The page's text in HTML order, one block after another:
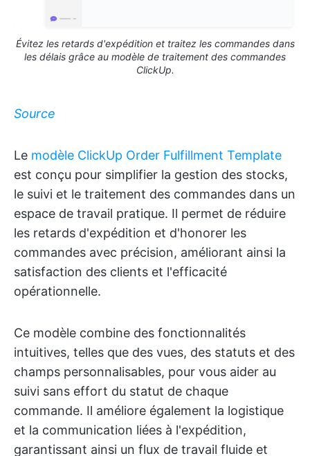
Évitez les retards d'expédition et traitez les commandes dans
les délais grâce au modèle de traitement des commandes
ClickUp.
Source
Le modèle ClickUp Order Fulfillment Template
est conçu pour simplifier la gestion des stocks,
le suivi et le traitement des commandes dans un
espace de travail pratique. Il permet de réduire
les retards d'expédition et d'honorer les
commandes avec précision, améliorant ainsi la
satisfaction des clients et l'efficacité
opérationnelle.
Ce modèle combine des fonctionnalités
intuitives, telles que des vues, des statuts et des
champs personnalisables, pour vous aider au
suivi sans effort du statut de chaque
commande. Il améliore également la logistique
et la communication liées à l'expédition,
garantissant ainsi un flux de travail fluide et